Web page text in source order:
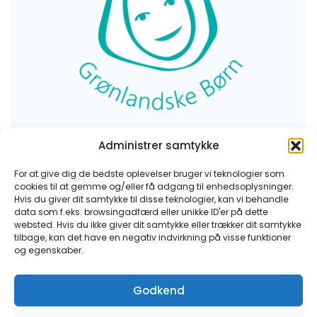
Administrer samtykke
For at give dig de bedste oplevelser bruger vi teknologier som
cookies til at gemme og/eller få adgang til enhedsoplysninger.
Hvis du giver dit samtykke til disse teknologier, kan vi behandle
data som f.eks. browsingadfærd eller unikke ID'er på dette
websted. Hvis du ikke giver dit samtykke eller trækker dit samtykke
tilbage, kan det have en negativ indvirkning på visse funktioner
og egenskaber.
Godkend
Forening